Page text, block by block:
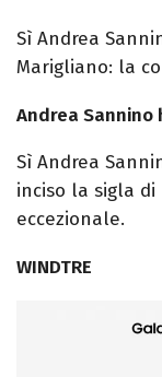
Sì Andrea
Marigliano: la
Andrea Sannino
Sì Andrea
inciso la sigla
eccezionale.
WINDTRE